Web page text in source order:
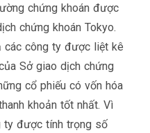
chứng khoán được
chứng khoán Tokyo.
các công ty được liệt kê
Sở giao dịch chứng
cổ phiếu có vốn hóa
khoản tốt nhất. Vì
ty được tính trọng số